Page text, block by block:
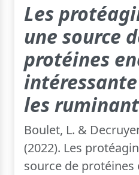
Les
une source
protéines
les
Boulet, L. &
(2022). Les
source de protéines